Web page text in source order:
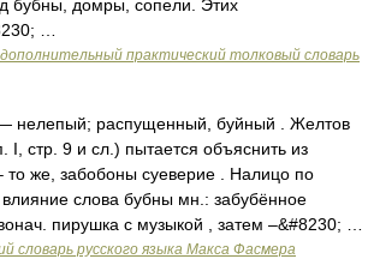
бубны, домры, сопели. Этих
…
практический толковый словарь
нелепый; распущенный, буйный . Желтов
стр. 9 и сл.) пытается объяснить из
то же, забобоны суеверие . Налицо по
слова бубны мн.: забубённое
пирушка с музыкой , затем –&#8230; …
словарь русского языка Макса Фасмера